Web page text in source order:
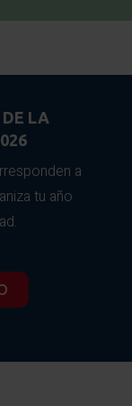
LA
a
tu año